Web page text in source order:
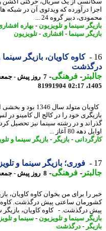
درآورده که ویدئوی آن در شبکه های
دبیر گروه 24 ...
سینما و تلویزیون -بهاره افشاری-
سینما-افشاری- تلویزیون
کاوه کاویان، بازیگر سینما و
-فرهنگی-
7
81991904
کاویان متولد سال 1346 بود و
خود را در کالج ال کامینو در لس
و در رشته سینما نیز تحصیل کرد. -
80 آغاز ...
- بازیگر-بازیگر سینما و
فوری؛ بازیگر سینما و
-فرهنگی-8 روز پیش - جمعه 9 مرداد 1405، 00:47
را برای من بخوان کاوه کاویان،
ساعتی پیش درگذشت. کاوه
درگذشت. - کاوه کاویان، بازیگر
سینما و تلویزیون -سینما و تلویزیون
-درگذشت